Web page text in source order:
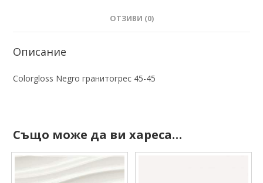
ОТЗИВИ (0)
Описание
Colorgloss Negro гранитогрес 45-45
Също може да ви хареса…